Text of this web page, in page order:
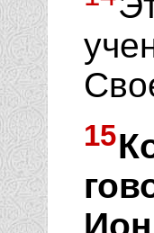
15